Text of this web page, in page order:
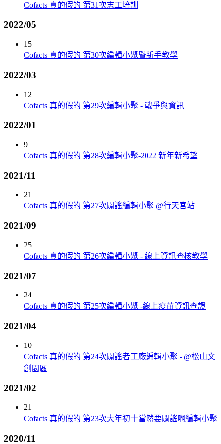
Cofacts 真的假的 第31次志工培訓
2022/05
15
Cofacts 真的假的 第30次編輯小聚暨新手教學
2022/03
12
Cofacts 真的假的 第29次編輯小聚 - 戰爭與資訊
2022/01
9
Cofacts 真的假的 第28次編輯小聚-2022 新年新希望
2021/11
21
Cofacts 真的假的 第27次闢謠編輯小聚 @行天宮站
2021/09
25
Cofacts 真的假的 第26次編輯小聚 - 線上資訊查核教學
2021/07
24
Cofacts 真的假的 第25次編輯小聚 -線上疫苗資訊查證
2021/04
10
Cofacts 真的假的 第24次闢謠者工廠編輯小聚 - @松山文
創園區
2021/02
21
Cofacts 真的假的 第23次大年初十當然要闢謠啊編輯小聚
2020/11